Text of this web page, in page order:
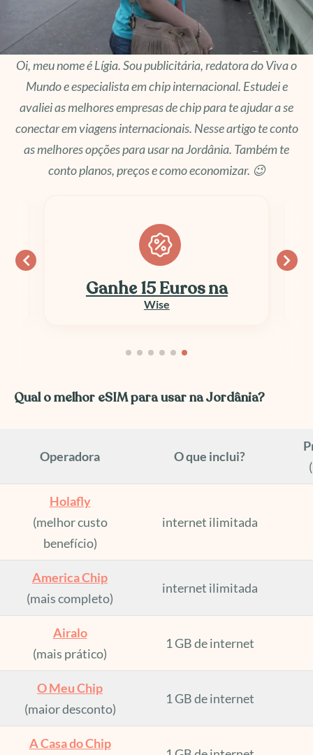
Oi, meu nome é Lígia. Sou publicitária, redatora do Viva o
Mundo e especialista em chip internacional. Estudei e
avaliei as melhores empresas de chip para te ajudar a se
conectar em viagens internacionais. Nesse artigo te conto
as melhores opções para usar na Jordânia. Também te
conto planos, preços e como economizar. 😉
Ganhe 15 Euros na
Wise
Qual o melhor eSIM para usar na Jordânia?
Operadora O que inclui?
Holafly
(melhor custo
benefício)
internet ilimitada
America Chip
(mais completo)
internet ilimitada
Airalo
(mais prático)
1 GB de internet
O Meu Chip
(maior desconto)
1 GB de internet
A Casa do Chip